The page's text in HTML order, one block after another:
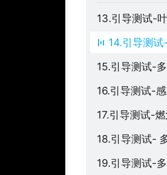
ch共轨柴油）
13.引导测试-
14.引导测
增压柴油机
15.引导测试-
16.引导测试-
-起动中）
17.引导测试-
机）
18.引导测试-
）
19.引导测试-